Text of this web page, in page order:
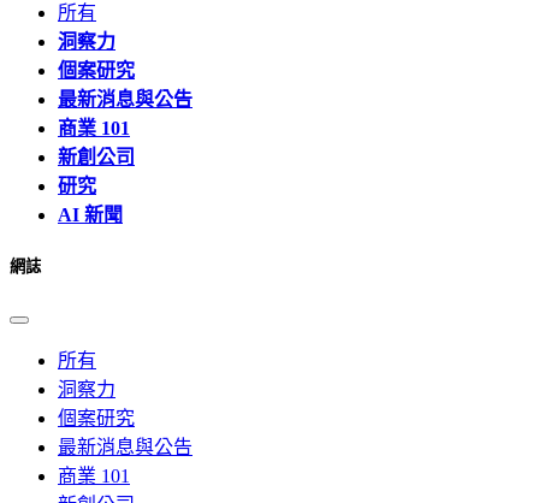
所有
洞察力
個案研究
最新消息與公告
商業 101
新創公司
研究
AI 新聞
網誌
所有
洞察力
個案研究
最新消息與公告
商業 101